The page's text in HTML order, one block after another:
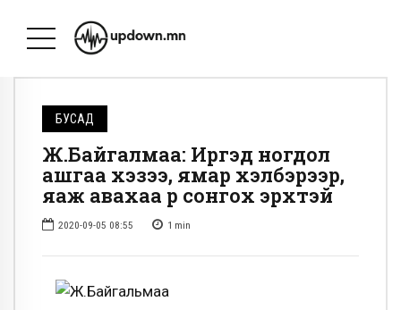
БУСАД
Ж.Байгалмаа: Иргэд ногдол
ашгаа хэзээ, ямар хэлбэрээр,
яаж авахаа өөрөө сонгох эрхтэй
2020-09-05 08:55 1 min